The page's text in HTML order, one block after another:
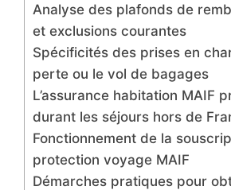
Analyse des plafonds de
et exclusions courantes
Spécificités des prises en
perte ou le vol de bagages
L’assurance habitation MAIF
durant les séjours hors de
Fonctionnement de la
protection voyage MAIF
Démarches pratiques pour